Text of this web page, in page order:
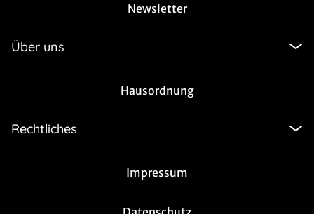
Newsletter
Über uns
Hausordnung
Rechtliches
Impressum